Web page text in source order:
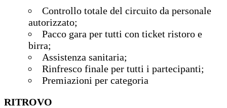
Controllo totale del circuito da personale
autorizzato;
Pacco gara per tutti con ticket ristoro e
birra;
Assistenza sanitaria;
Rinfresco finale per tutti i partecipanti;
Premiazioni per categoria
RITROVO